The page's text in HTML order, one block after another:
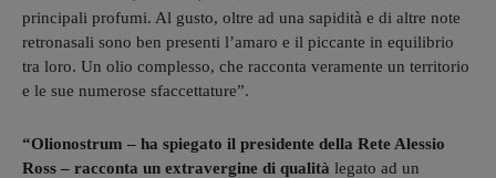
principali profumi. Al gusto, oltre ad una sapidità e di altre note
retronasali sono ben presenti l’amaro e il piccante in equilibrio
tra loro. Un olio complesso, che racconta veramente un territorio
e le sue numerose sfaccettature”.
“Olionostrum – ha spiegato il presidente della Rete Alessio
Ross – racconta un extravergine di qualità legato ad un